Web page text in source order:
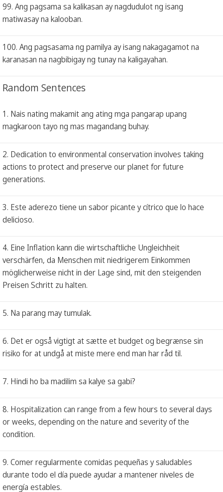
99. Ang pagsama sa kalikasan ay nagdudulot ng isang
matiwasay na kalooban.
100. Ang pagsasama ng pamilya ay isang nakagagamot na
karanasan na nagbibigay ng tunay na kaligayahan.
Random Sentences
1. Nais nating makamit ang ating mga pangarap upang
magkaroon tayo ng mas magandang buhay.
2. Dedication to environmental conservation involves taking
actions to protect and preserve our planet for future
generations.
3. Este aderezo tiene un sabor picante y cítrico que lo hace
delicioso.
4. Eine Inflation kann die wirtschaftliche Ungleichheit
verschärfen, da Menschen mit niedrigerem Einkommen
möglicherweise nicht in der Lage sind, mit den steigenden
Preisen Schritt zu halten.
5. Na parang may tumulak.
6. Det er også vigtigt at sætte et budget og begrænse sin
risiko for at undgå at miste mere end man har råd til.
7. Hindi ho ba madilim sa kalye sa gabi?
8. Hospitalization can range from a few hours to several days
or weeks, depending on the nature and severity of the
condition.
9. Comer regularmente comidas pequeñas y saludables
durante todo el día puede ayudar a mantener niveles de
energía estables.